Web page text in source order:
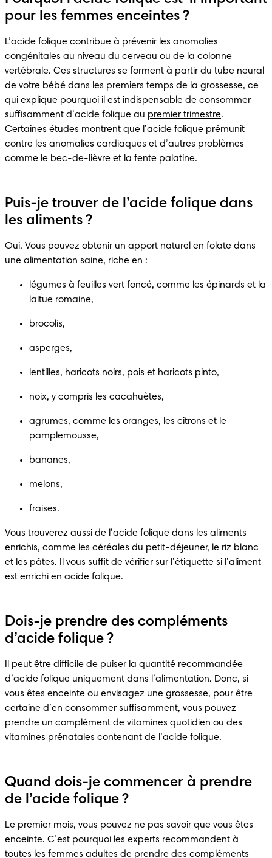
pour les femmes enceintes ?
L’acide folique contribue à prévenir les anomalies
congénitales au niveau du cerveau ou de la colonne
vertébrale. Ces structures se forment à partir du tube neural
de votre bébé dans les premiers temps de la grossesse, ce
qui explique pourquoi il est indispensable de consommer
suffisamment d’acide folique au premier trimestre.
Certaines études montrent que l’acide folique prémunit
contre les anomalies cardiaques et d’autres problèmes
comme le bec-de-lièvre et la fente palatine.
Puis-je trouver de l’acide folique dans
les aliments ?
Oui. Vous pouvez obtenir un apport naturel en folate dans
une alimentation saine, riche en :
légumes à feuilles vert foncé, comme les épinards et la
laitue romaine,
brocolis,
asperges,
lentilles, haricots noirs, pois et haricots pinto,
noix, y compris les cacahuètes,
agrumes, comme les oranges, les citrons et le
pamplemousse,
bananes,
melons,
fraises.
Vous trouverez aussi de l’acide folique dans les aliments
enrichis, comme les céréales du petit-déjeuner, le riz blanc
et les pâtes. Il vous suffit de vérifier sur l’étiquette si l’aliment
est enrichi en acide folique.
Dois-je prendre des compléments
d’acide folique ?
Il peut être difficile de puiser la quantité recommandée
d’acide folique uniquement dans l’alimentation. Donc, si
vous êtes enceinte ou envisagez une grossesse, pour être
certaine d’en consommer suffisamment, vous pouvez
prendre un complément de vitamines quotidien ou des
vitamines prénatales contenant de l’acide folique.
Quand dois-je commencer à prendre
de l’acide folique ?
Le premier mois, vous pouvez ne pas savoir que vous êtes
enceinte. C’est pourquoi les experts recommandent à
toutes les femmes adultes de prendre des compléments